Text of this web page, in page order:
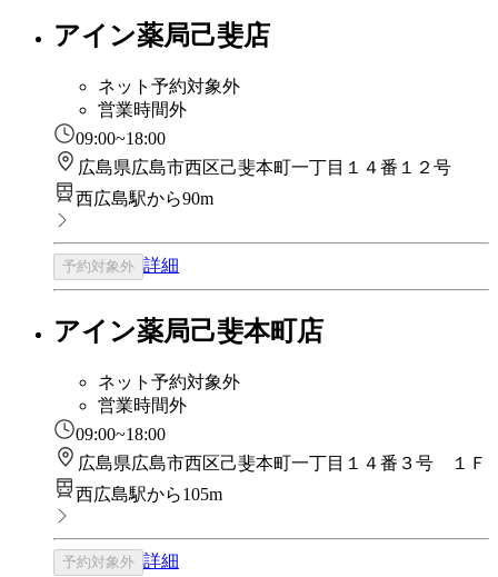
アイン薬局己斐店
ネット予約対象外
営業時間外
09:00~18:00
広島県広島市西区己斐本町一丁目１４番１２号
西広島駅から90m
予約対象外 詳細
アイン薬局己斐本町店
ネット予約対象外
営業時間外
09:00~18:00
広島県広島市西区己斐本町一丁目１４番３号 １Ｆ
西広島駅から105m
予約対象外 詳細